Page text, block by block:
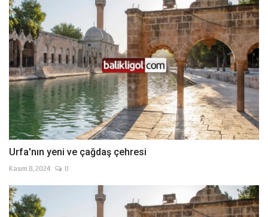
Urfa'nın yeni ve çağdaş çehresi
Kasım 8, 2024 0